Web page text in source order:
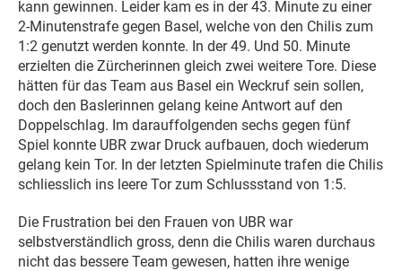
kann gewinnen. Leider kam es in der 43. Minute zu einer
2-Minutenstrafe gegen Basel, welche von den Chilis zum
1:2 genutzt werden konnte. In der 49. Und 50. Minute
erzielten die Zürcherinnen gleich zwei weitere Tore. Diese
hätten für das Team aus Basel ein Weckruf sein sollen,
doch den Baslerinnen gelang keine Antwort auf den
Doppelschlag. Im darauffolgenden sechs gegen fünf
Spiel konnte UBR zwar Druck aufbauen, doch wiederum
gelang kein Tor. In der letzten Spielminute trafen die Chilis
schliesslich ins leere Tor zum Schlussstand von 1:5.
Die Frustration bei den Frauen von UBR war
selbstverständlich gross, denn die Chilis waren durchaus
nicht das bessere Team gewesen, hatten ihre wenige